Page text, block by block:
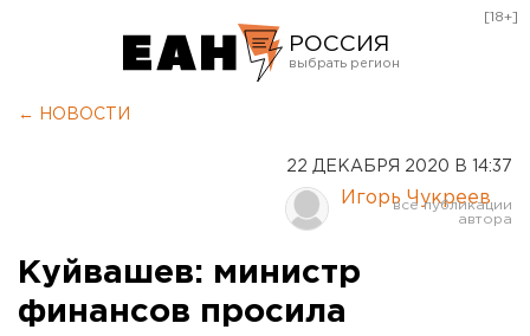
РОССИЯ
Курган
Оренбург
[18+]
← НОВОСТИ
22 ДЕКАБРЯ 2020 В 14:37
Игорь Чукреев
Куйвашев: министр
финансов просила